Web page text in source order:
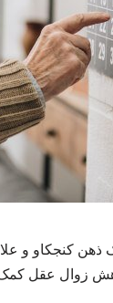
کنجکاو و
زوال عقل